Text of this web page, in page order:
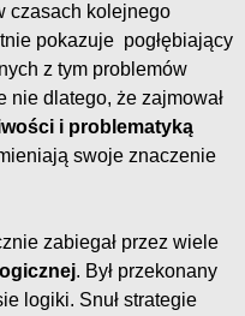
czasach kolejnego
pokazuje pogłębiający
z tym problemów
nie dlatego, że zajmował
i problematyką
swoje znaczenie
zabiegał przez wiele
. Był przekonany
logiki. Snuł strategie